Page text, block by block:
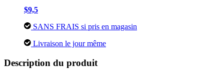
$9,5
SANS FRAIS si pris en magasin
Livraison le jour même
Description du produit